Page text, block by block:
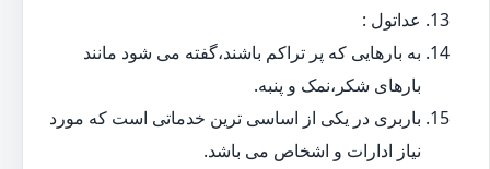
عداتول :
به بارهایی که پر تراکم باشند،گفته می شود مانند
بارهای شکر،نمک و پنبه.
باربری در یکی از اساسی ترین خدماتی است که مورد
نیاز ادارات و اشخاص می باشد.